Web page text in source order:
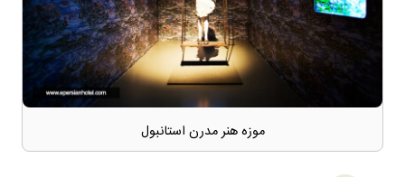
موزه هنر مدرن استانبول